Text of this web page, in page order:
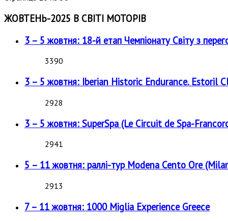
ЖОВТЕНЬ-2025 В СВІТІ МОТОРІВ
3 – 5 жовтня: 18-й етап Чемпіонату Світу з
3390
3 – 5 жовтня: Iberian Historic Endurance. Estoril
2928
3 – 5 жовтня: SuperSpa (Le Circuit de Spa-
2941
5 – 11 жовтня: раллі-тур Modena Cento Ore
2913
7 – 11 жовтня: 1000 Miglia Experience Greece